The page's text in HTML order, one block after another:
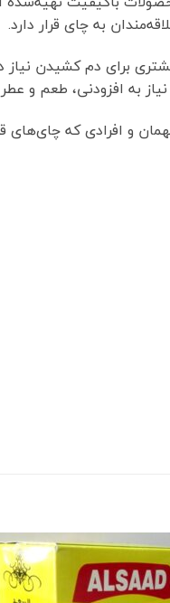
به چای قرار دارد.
برای دم کشیدن نیاز
به افزودنی، طعم و
و افرادی که